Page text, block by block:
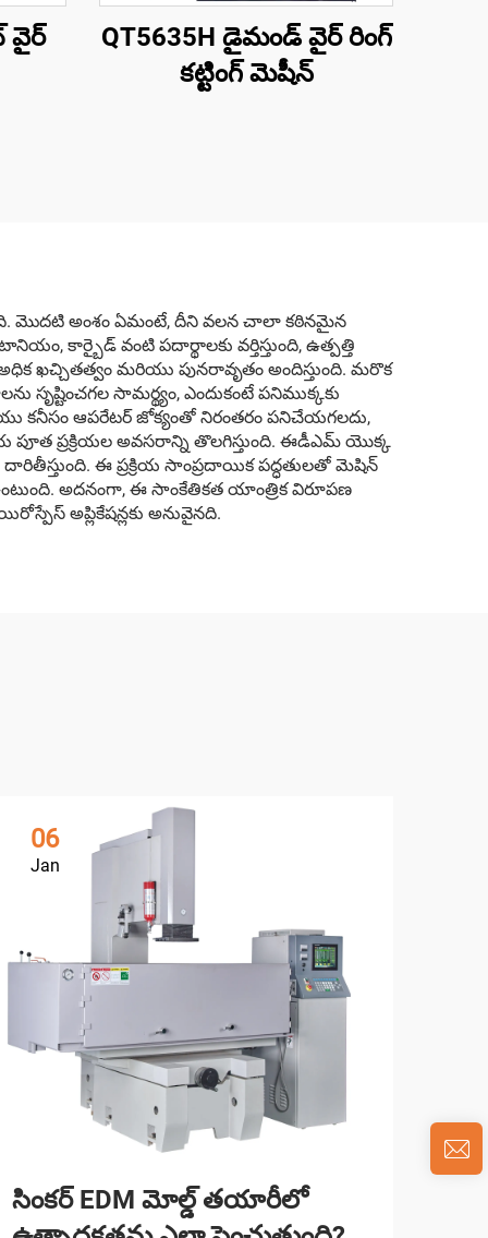
వైర్
QT5635H డైమండ్ వైర్ రింగ్
కట్టింగ్ మెషీన్
మొదటి అంశం ఏమంటే, దీని వలన చాలా కఠినమైన
కార్బైడ్ వంటి పదార్థాలకు వర్తిస్తుంది, ఉత్పత్తి
ఖచ్చితత్వం మరియు పునరావృతం అందిస్తుంది. మరొక
సామర్థ్యం, ఎందుకంటే పనిముక్కకు
కనీసం ఆపరేటర్ జోక్యంతో నిరంతరం పనిచేయగలదు,
పూత ప్రక్రియల అవసరాన్ని తొలగిస్తుంది. ఈడీఎమ్ యొక్క
ఈ ప్రక్రియ సాంప్రదాయిక పద్ధతులతో మెషిన్
అదనంగా, ఈ సాంకేతికత యాంత్రిక విరూపణ
అప్లికేషన్లకు అనువైనది.
06
Jan
సింకర్ EDM మోల్డ్ తయారీలో